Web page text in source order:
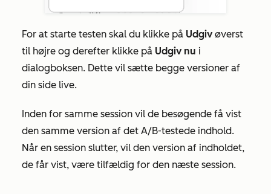
For at starte testen skal du klikke på Udgivøverst
til højre og derefter klikke på Udgiv nu i
dialogboksen. Dette vil sætte begge versioner af
din side live.
Inden for samme session vil de besøgende få vist
den samme version af det A/B-testede indhold.
Når en session slutter, vil den version af indholdet,
de får vist, være tilfældig for den næste session.